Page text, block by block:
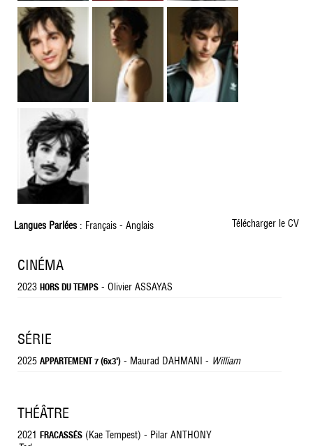
Langues Parlées: Français - Anglais Télécharger le CV
CINÉMA
2023 HORS DU TEMPS - Olivier ASSAYAS
SÉRIE
2025 APPARTEMENT 7 (6x3') - Maurad DAHMANI - William
THÉÂTRE
2021 FRACASSÉS (Kae Tempest) - Pilar ANTHONY